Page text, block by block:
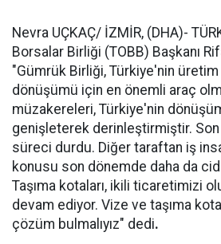
Nevra UÇKAÇ/ İZMİR, (DHA)-
Borsalar Birliği (TOBB) Başkanı
"Gümrük Birliği, Türkiye'nin
dönüşümü için en önemli araç
müzakereleri, Türkiye'nin
genişleterek derinleştirmiştir. Son
süreci durdu. Diğer taraftan iş
konusu son dönemde daha da
Taşıma kotaları, ikili ticaretimizi
devam ediyor. Vize ve taşıma
çözüm bulmalıyız" dedi.